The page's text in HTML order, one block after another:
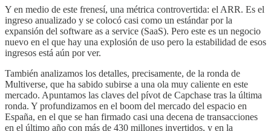
Y en medio de este frenesí, una métrica controvertida: el ARR. Es el
ingreso anualizado y se colocó casi como un estándar por la
expansión del software as a service (SaaS). Pero este es un negocio
nuevo en el que hay una explosión de uso pero la estabilidad de esos
ingresos está aún por ver.
También analizamos los detalles, precisamente, de la ronda de
Multiverse, que ha sabido subirse a una ola muy caliente en este
mercado. Apuntamos las claves del pívot de Capchase tras la última
ronda. Y profundizamos en el boom del mercado del espacio en
España, en el que se han firmado casi una decena de transacciones
en el último año con más de 430 millones invertidos, y en la